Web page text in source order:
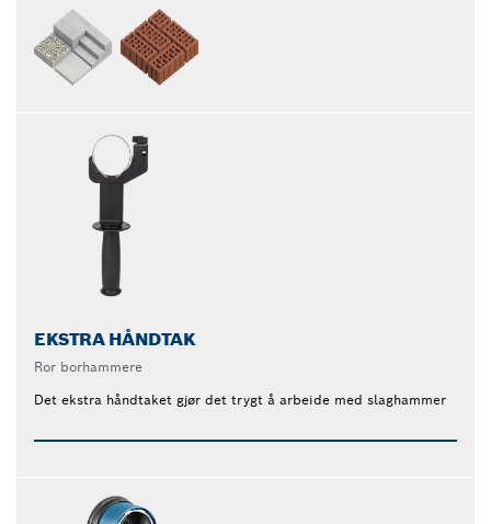
EKSTRA HÅNDTAK
Ror borhammere
Det ekstra håndtaket gjør det trygt å arbeide med slaghammer